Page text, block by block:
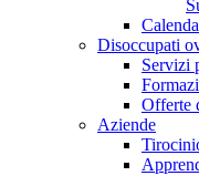
Disoccupati
Servizi
Offerte
Aziende